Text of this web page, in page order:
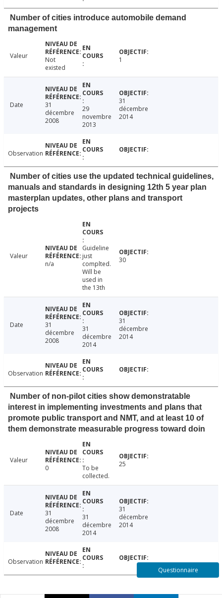
Number of cities introduce automobile demand
management
Valeur
Not
existed
1
Date
31
décembre
2008
29
novembre
2013
31
décembre
2014
Observation
Number of cities use the updated technical guidelines,
manuals and standards in designing 12th 5 year plan
masterplan updates, other plans and transport
projects
Valeur
n/a
Guideline
just
complted.
Will be
used in
the 13th
30
Date
31
décembre
2008
31
décembre
2014
31
décembre
2014
Observation
Number of non-pilot cities show demonstratable
interest in implementing investments and plans that
promote public transport and NMT, and at least 10 of
them demonstrate measurable progress toward doin
Valeur
0
To be
collected.
25
Date
31
décembre
2008
31
décembre
2014
31
décembre
2014
Observation
Questionnaire